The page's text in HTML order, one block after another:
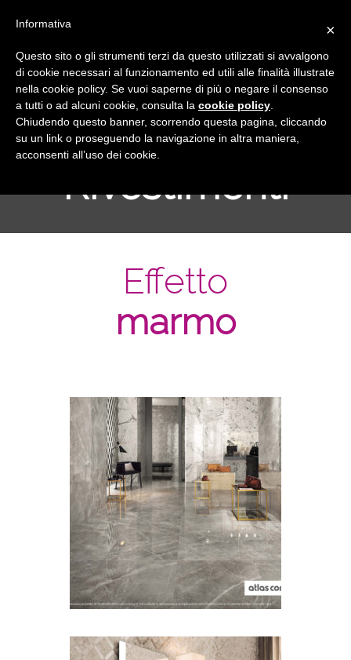
Rivestimenti
Effetto
marmo
×
Informativa
Questo sito o gli strumenti terzi da questo utilizzati si avvalgono
di cookie necessari al funzionamento ed utili alle finalità illustrate
nella cookie policy. Se vuoi saperne di più o negare il consenso
a tutti o ad alcuni cookie, consulta la cookie policy
Chiudendo questo banner, scorrendo questa pagina, cliccando
su un link o proseguendo la navigazione in altra maniera,
acconsenti all’uso dei cookie.